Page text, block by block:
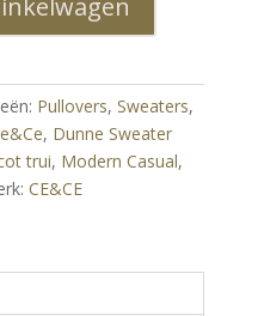
Pullovers, Sweaters,
, Dunne Sweater
trui, Modern Casual,
CE&CE